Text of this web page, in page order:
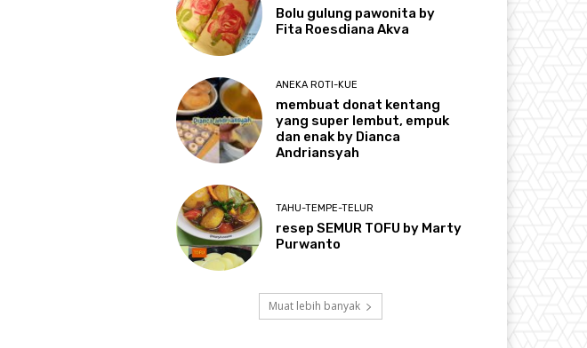
Bolu gulung pawonita by
Fita Roesdiana Akva
ANEKA ROTI-KUE
membuat donat kentang
yang super lembut, empuk
dan enak by Dianca
Andriansyah
TAHU-TEMPE-TELUR
resep SEMUR TOFU by Marty
Purwanto
Muat lebih banyak